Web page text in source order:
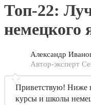
Топ-22:
немецкого
Александр
Автор-эксперт
Приветствую! Ниже
курсы и школы